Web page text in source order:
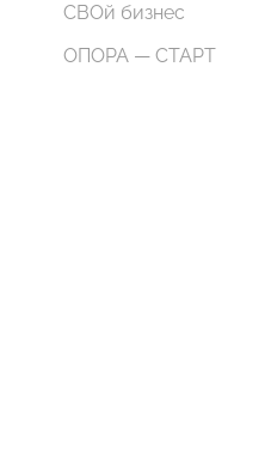
СВОй бизнес
ОПОРА — СТАРТ